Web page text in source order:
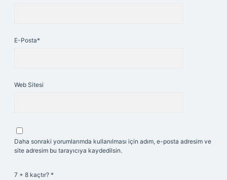
E-Posta*
Web Sitesi
Daha sonraki yorumlarımda kullanılması için adım, e-posta adresim ve
site adresim bu tarayıcıya kaydedilsin.
7 + 8 kaçtır? *